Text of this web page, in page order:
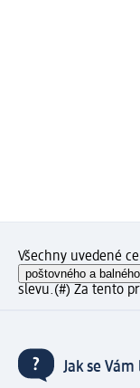
Všechny uvedené
poštovného a balného
slevu.(#) Za tento
Jak se